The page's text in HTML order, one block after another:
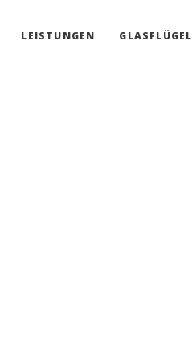
LEISTUNGEN GLASFLÜGEL